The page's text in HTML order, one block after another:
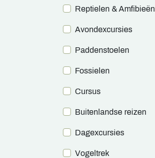
Reptielen & Amfibieën
Avondexcursies
Paddenstoelen
Fossielen
Cursus
Buitenlandse reizen
Dagexcursies
Vogeltrek